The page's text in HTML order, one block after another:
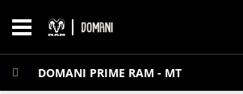
DOMANI PRIME RAM - MT